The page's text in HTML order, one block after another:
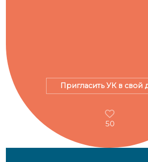
Пригласить УК в свой
50